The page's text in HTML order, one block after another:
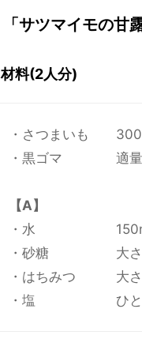
「サツマイモの甘
材料(2人分)
・さつまいも
・黒ゴマ 適量(
【A】
・水
・砂糖 大さじ
・はちみつ 大さ
・塩 ひとつ